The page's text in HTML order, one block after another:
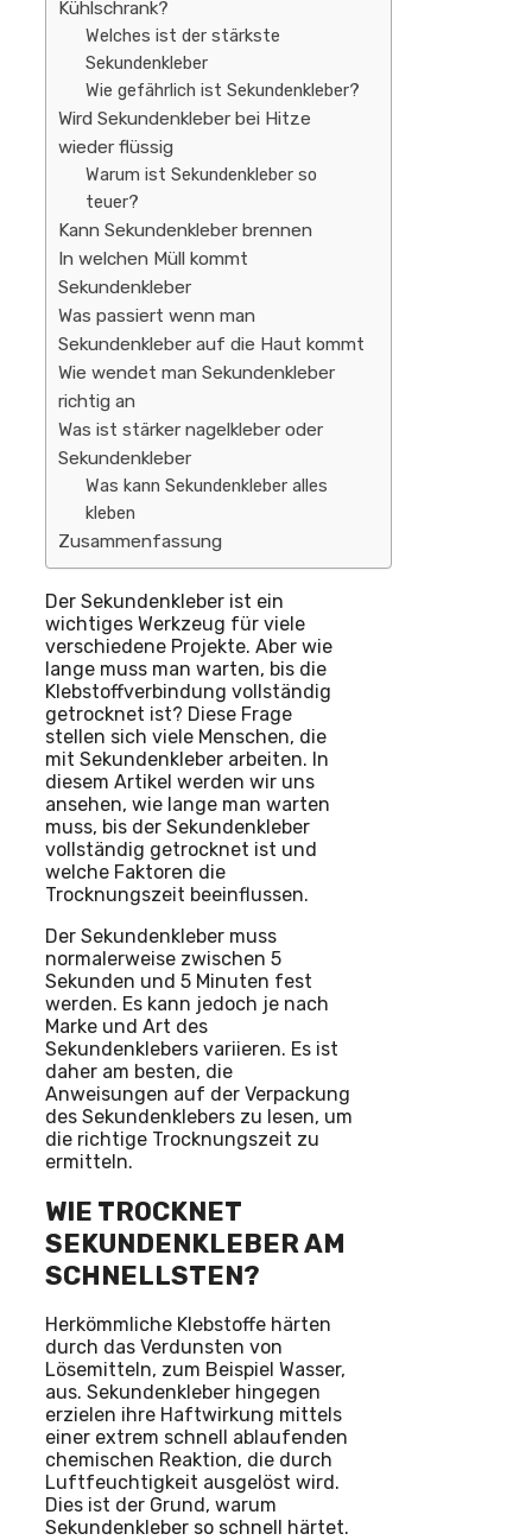
Kühlschrank?
Welches ist der stärkste
Sekundenkleber
Wie gefährlich ist Sekundenkleber?
Wird Sekundenkleber bei Hitze
wieder flüssig
Warum ist Sekundenkleber so
teuer?
Kann Sekundenkleber brennen
In welchen Müll kommt
Sekundenkleber
Was passiert wenn man
Sekundenkleber auf die Haut kommt
Wie wendet man Sekundenkleber
richtig an
Was ist stärker nagelkleber oder
Sekundenkleber
Was kann Sekundenkleber alles
kleben
Zusammenfassung
Der Sekundenkleber ist ein
wichtiges Werkzeug für viele
verschiedene Projekte. Aber wie
lange muss man warten, bis die
Klebstoffverbindung vollständig
getrocknet ist? Diese Frage
stellen sich viele Menschen, die
mit Sekundenkleber arbeiten. In
diesem Artikel werden wir uns
ansehen, wie lange man warten
muss, bis der Sekundenkleber
vollständig getrocknet ist und
welche Faktoren die
Trocknungszeit beeinflussen.
Der Sekundenkleber muss
normalerweise zwischen 5
Sekunden und 5 Minuten fest
werden. Es kann jedoch je nach
Marke und Art des
Sekundenklebers variieren. Es ist
daher am besten, die
Anweisungen auf der Verpackung
des Sekundenklebers zu lesen, um
die richtige Trocknungszeit zu
ermitteln.
WIE TROCKNET
SEKUNDENKLEBER AM
SCHNELLSTEN?
Herkömmliche Klebstoffe härten
durch das Verdunsten von
Lösemitteln, zum Beispiel Wasser,
aus. Sekundenkleber hingegen
erzielen ihre Haftwirkung mittels
einer extrem schnell ablaufenden
chemischen Reaktion, die durch
Luftfeuchtigkeit ausgelöst wird.
Dies ist der Grund, warum
Sekundenkleber so schnell härtet.